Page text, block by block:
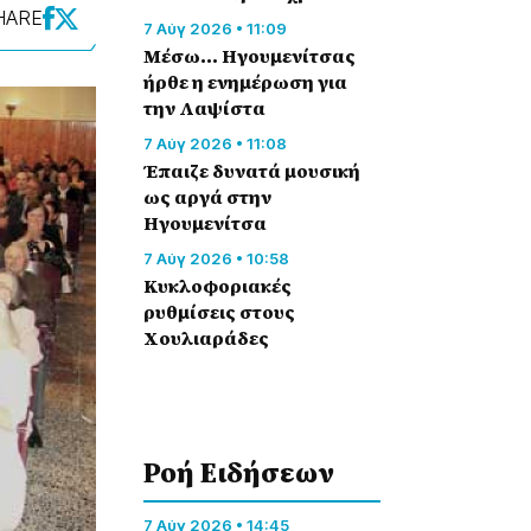
7 Αύγ 2026 • 11:09
Μέσω… Ηγουμενίτσας
ήρθε η ενημέρωση για
την Λαψίστα
7 Αύγ 2026 • 11:08
Έπαιζε δυνατά μουσική
ως αργά στην
Ηγουμενίτσα
7 Αύγ 2026 • 10:58
Κυκλοφοριακές
ρυθμίσεις στους
Χουλιαράδες
Ροή Eιδήσεων
7 Αύγ 2026 • 14:45